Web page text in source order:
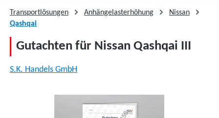
Transportlösungen Anhängelasterhöhung
Nissan
Qashqai
Gutachten für Nissan Qashqai III
S.K. Handels GmbH